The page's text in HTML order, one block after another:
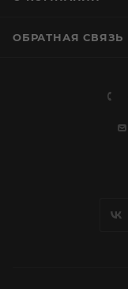
ОБРАТНАЯ СВЯЗЬ